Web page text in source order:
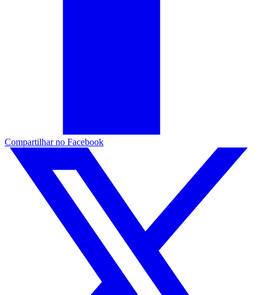
Compartilhar no Facebook